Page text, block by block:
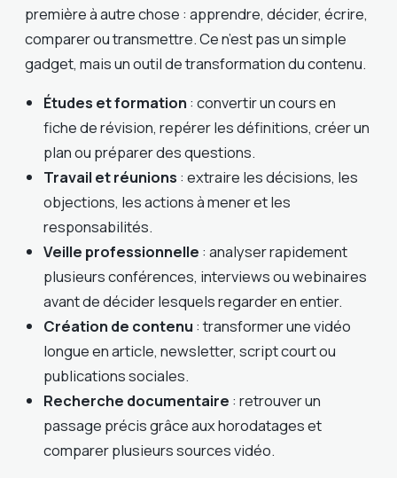
première à autre chose : apprendre, décider, écrire,
comparer ou transmettre. Ce n’est pas un simple
gadget, mais un outil de transformation du contenu.
Études et formation : convertir un cours en
fiche de révision, repérer les définitions, créer un
plan ou préparer des questions.
Travail et réunions : extraire les décisions, les
objections, les actions à mener et les
responsabilités.
Veille professionnelle : analyser rapidement
plusieurs conférences, interviews ou webinaires
avant de décider lesquels regarder en entier.
Création de contenu : transformer une vidéo
longue en article, newsletter, script court ou
publications sociales.
Recherche documentaire : retrouver un
passage précis grâce aux horodatages et
comparer plusieurs sources vidéo.